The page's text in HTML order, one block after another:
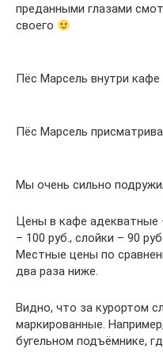
преданными глазами
своего
Пёс Марсель внутри
Пёс Марсель
Мы очень сильно
Цены в кафе адекватные
– 100 руб., слойки – 90
Местные цены по
два раза ниже.
Видно, что за курортом
маркированные.
бугельном подъёмнике,